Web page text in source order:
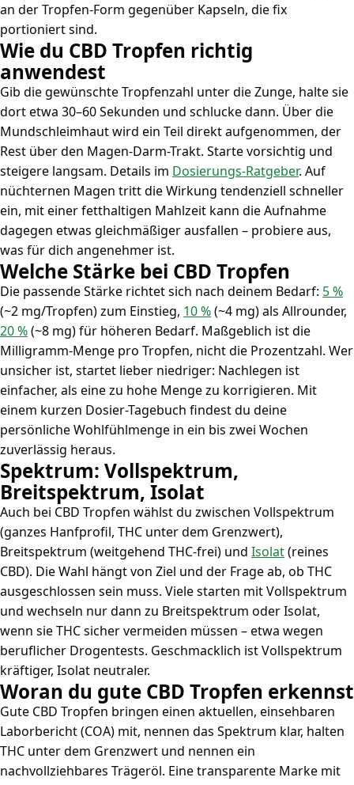
an der Tropfen-Form gegenüber Kapseln, die fix
portioniert sind.
Wie du CBD Tropfen richtig
anwendest
Gib die gewünschte Tropfenzahl unter die Zunge, halte sie
dort etwa 30–60 Sekunden und schlucke dann. Über die
Mundschleimhaut wird ein Teil direkt aufgenommen, der
Rest über den Magen-Darm-Trakt. Starte vorsichtig und
steigere langsam. Details im Dosierungs-Ratgeber. Auf
nüchternen Magen tritt die Wirkung tendenziell schneller
ein, mit einer fetthaltigen Mahlzeit kann die Aufnahme
dagegen etwas gleichmäßiger ausfallen – probiere aus,
was für dich angenehmer ist.
Welche Stärke bei CBD Tropfen
Die passende Stärke richtet sich nach deinem Bedarf: 5 %
(~2 mg/Tropfen) zum Einstieg, 10 %(~4 mg) als Allrounder,
20 %(~8 mg) für höheren Bedarf. Maßgeblich ist die
Milligramm-Menge pro Tropfen, nicht die Prozentzahl. Wer
unsicher ist, startet lieber niedriger: Nachlegen ist
einfacher, als eine zu hohe Menge zu korrigieren. Mit
einem kurzen Dosier-Tagebuch findest du deine
persönliche Wohlfühlmenge in ein bis zwei Wochen
zuverlässig heraus.
Spektrum: Vollspektrum,
Breitspektrum, Isolat
Auch bei CBD Tropfen wählst du zwischen Vollspektrum
(ganzes Hanfprofil, THC unter dem Grenzwert),
Breitspektrum (weitgehend THC-frei) und Isolat(reines
CBD). Die Wahl hängt von Ziel und der Frage ab, ob THC
ausgeschlossen sein muss. Viele starten mit Vollspektrum
und wechseln nur dann zu Breitspektrum oder Isolat,
wenn sie THC sicher vermeiden müssen – etwa wegen
beruflicher Drogentests. Geschmacklich ist Vollspektrum
kräftiger, Isolat neutraler.
Woran du gute CBD Tropfen erkennst
Gute CBD Tropfen bringen einen aktuellen, einsehbaren
Laborbericht (COA) mit, nennen das Spektrum klar, halten
THC unter dem Grenzwert und nennen ein
nachvollziehbares Trägeröl. Eine transparente Marke mit